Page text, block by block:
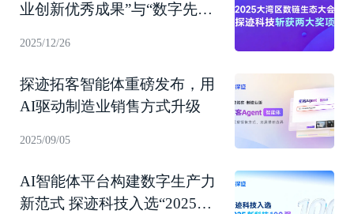
业创新优秀成果”与“数字先锋
2025/12/26
探迹拓客智能体重磅发布，用
AI驱动制造业销售方式升级
2025/09/05
AI智能体平台构建数字生产力
新范式 探迹科技入选“2025新